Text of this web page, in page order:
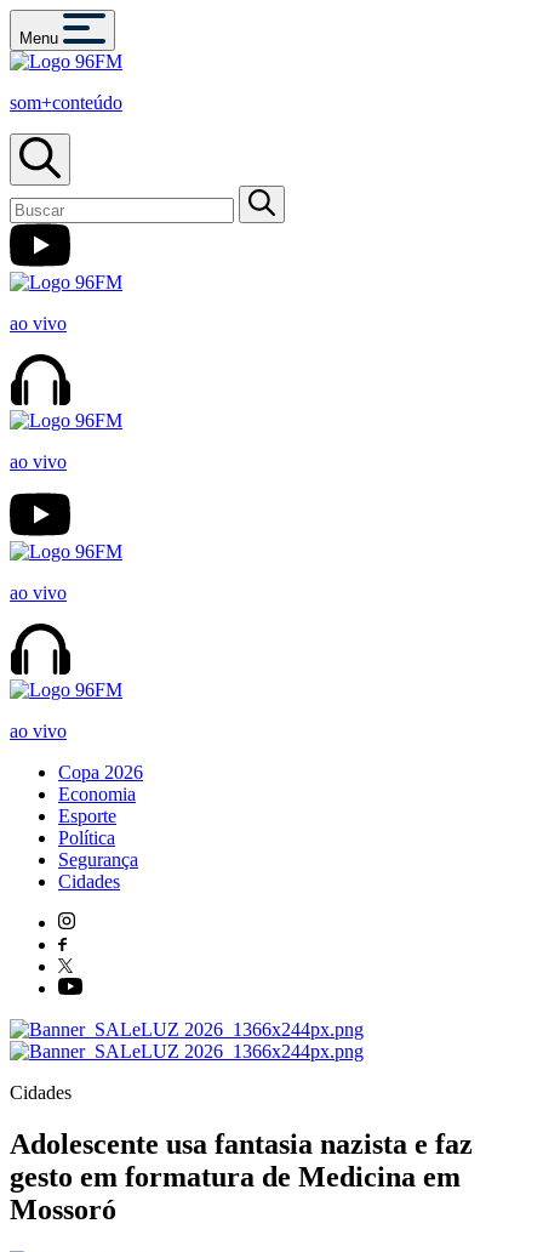
Menu
som+conteúdo
ao vivo
ao vivo
ao vivo
ao vivo
Copa 2026
Economia
Esporte
Política
Segurança
Cidades
Cidades
Adolescente usa fantasia nazista e faz
gesto em formatura de Medicina em
Mossoró